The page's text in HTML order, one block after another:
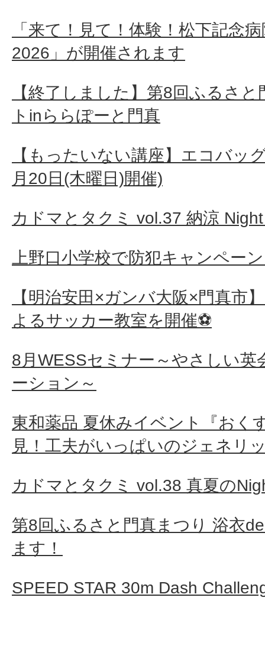
「来て！見て！体験！松下記念
2026」が開催されます
【終了しました】第8回ふるさ
トinららぽーと門真
【もったいない講座】エコバッ
月20日(木曜日)開催)
カドマとタクミ vol.37 納涼
上野口小学校で防犯キャンペー
【明治安田×ガンバ大阪×門真市
よるサッカー教室を開催⚽
8月WESSセミナー～やさしい英
ーション～
東和薬品 夏休みイベント『おく
見！工夫がいっぱいのジェネリ
カドマとタクミ vol.38 真夏の
第8回ふるさと門真まつり 浴衣
ます！
SPEED STAR 30m Dash